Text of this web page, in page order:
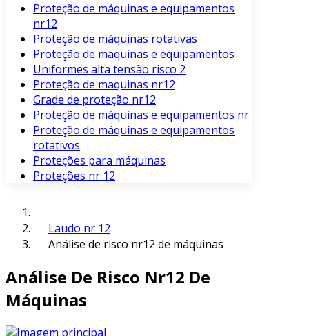
Proteção de máquinas e equipamentos
nr12
Proteção de máquinas rotativas
Proteção de maquinas e equipamentos
Uniformes alta tensão risco 2
Proteção de maquinas nr12
Grade de proteção nr12
Proteção de máquinas e equipamentos nr
Proteção de máquinas e equipamentos
rotativos
Proteções para máquinas
Proteções nr 12
Laudo nr 12
Análise de risco nr12 de máquinas
Análise De Risco Nr12 De
Máquinas